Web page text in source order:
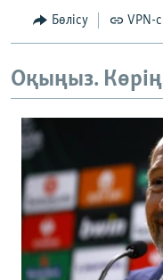
Бөлісу VPN-
Оқыңыз.